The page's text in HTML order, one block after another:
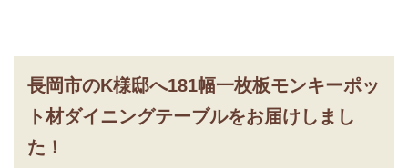
長岡市のK様邸へ181幅一枚板モンキーポッ
ト材ダイニングテーブルをお届けしまし
た！